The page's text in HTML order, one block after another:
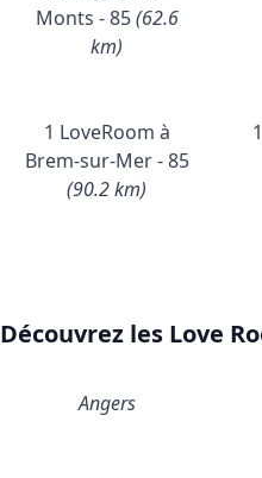
Monts - 85(62.6
km)
1 LoveRoom à
Brem-sur-Mer - 85
(90.2 km)
Découvrez les Love
Angers